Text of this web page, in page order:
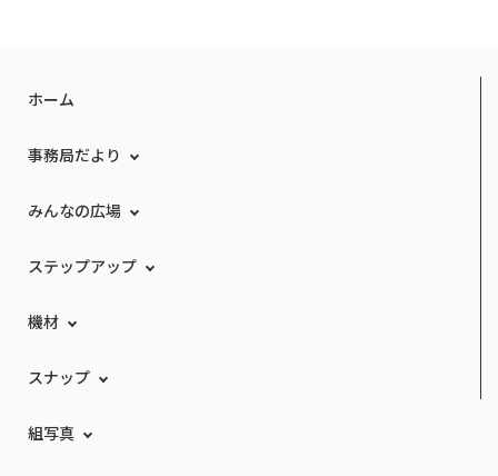
ホーム
事務局だより
みんなの広場
ステップアップ
機材
スナップ
組写真